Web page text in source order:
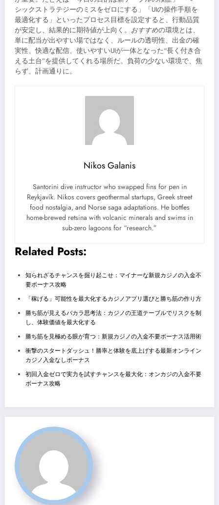
シックストラテジーのミスをゼロにする」「UIの操作手順を
最適化する」といったプロセス目標を設定すると、行動品質
が安定し、結果的に期待値が上向く。 おすすめの環境とは、
単に配当が出やすい場ではなく、ルールの透明性、出金の確
実性、快適な配信、使いやすいUIが一体となった“長く付き合
える土台”を提供してくれる場所だ。負荷の少ない環境で、焦
らず、計画通りに。
Nikos Galanis
Santorini dive instructor who swapped fins for pen in
Reykjavík. Nikos covers geothermal startups, Greek street
food nostalgia, and Norse saga adaptations. He bottles
home-brewed retsina with volcanic minerals and swims in
sub-zero lagoons for “research.”
Related Posts:
知られざるチャンスを掘り起こせ：マイナーな新規カジノの入金不
要ボーナス攻略
「稼げる」可能性を最大化するカジノアプリ選びと勝ち筋の作り方
勝ち筋が見えるバカラ思考法：カジノの王道テーブルでリスクを制
し、体験価値を最大化する
勝ち筋を見極める眼が育つ：新規カジノの入金不要ボーナス活用術
衝撃のスタートダッシュ！勝率と体験を底上げする最新オンライン
カジノ入金なしボーナス
初回入金ゼロで実力を試すチャンスを最大化：オンカジの入金不要
ボーナス攻略